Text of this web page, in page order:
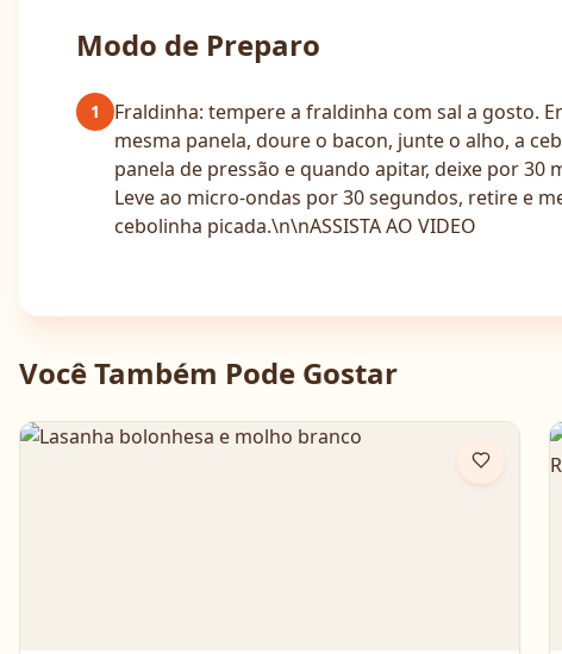
Modo de Preparo
1
Fraldinha: tempere a fraldinha com sal a gosto.
mesma panela, doure o bacon, junte o alho, a
panela de pressão e quando apitar, deixe por
Leve ao micro-ondas por 30 segundos, retire e
cebolinha picada.\n\nASSISTA AO VIDEO
Você Também Pode Gostar